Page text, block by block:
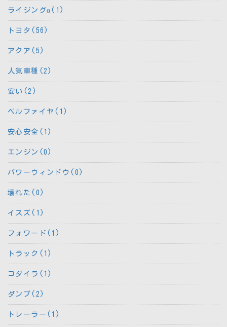
ライジングα(1)
トヨタ(56)
アクア(5)
人気車種(2)
安い(2)
ベルファイヤ(1)
安心安全(1)
エンジン(0)
パワーウィンドウ(0)
壊れた(0)
イスズ(1)
フォワード(1)
トラック(1)
コダイラ(1)
ダンプ(2)
トレーラー(1)